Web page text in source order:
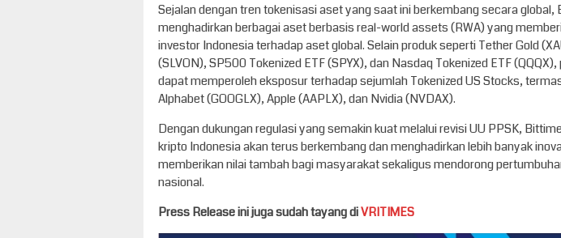
Sejalan dengan tren tokenisasi aset yang saat ini berkembang secara global,
menghadirkan berbagai aset berbasis real-world assets (RWA) yang
investor Indonesia terhadap aset global. Selain produk seperti Tether Gold
(SLVON), SP500 Tokenized ETF (SPYX), dan Nasdaq Tokenized ETF
dapat memperoleh eksposur terhadap sejumlah Tokenized US Stocks,
Alphabet (GOOGLX), Apple (AAPLX), dan Nvidia (NVDAX).
Dengan dukungan regulasi yang semakin kuat melalui revisi UU PPSK,
kripto Indonesia akan terus berkembang dan menghadirkan lebih banyak
memberikan nilai tambah bagi masyarakat sekaligus mendorong
nasional.
Press Release ini juga sudah tayang diVRITIMES